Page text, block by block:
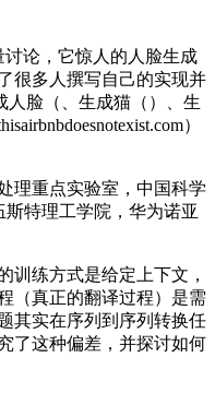
论，它惊人的人脸生成
很多人撰写自己的实现并
人脸（、生成猫（）、生
）
重点实验室，中国科学
特理工学院，华为诺亚
练方式是给定上下文，
（真正的翻译过程）是需
其实在序列到序列转换任
了这种偏差，并探讨如何